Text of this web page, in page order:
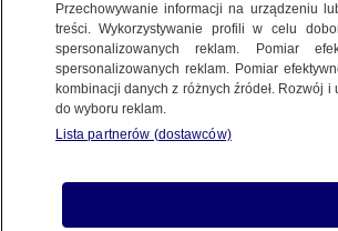
4.05.2015, 10:00
Udostępnij
Przechowywanie informacji na urządzeniu
treści. Wykorzystywanie profili w celu
spersonalizowanych reklam. Pomiar
spersonalizowanych reklam. Pomiar
kombinacji danych z różnych źródeł. Rozwój
do wyboru reklam.
Lista partnerów (dostawców)